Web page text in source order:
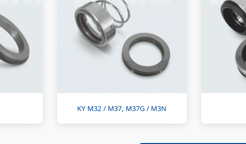
KY M32 / M37, M37G / M3N